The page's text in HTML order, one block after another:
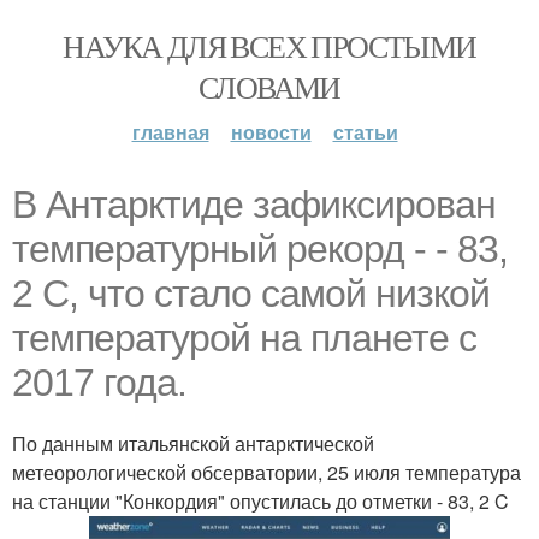
НАУКА ДЛЯ ВСЕХ ПРОСТЫМИ
СЛОВАМИ
главная новости статьи
В Антарктиде зафиксирован
температурный рекорд - - 83,
2 C, что стало самой низкой
температурой на планете с
2017 года.
По данным итальянской антарктической
метеорологической обсерватории, 25 июля температура
на станции "Конкордия" опустилась до отметки - 83, 2 C